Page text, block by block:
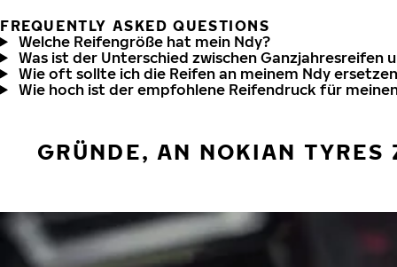
FREQUENTLY ASKED QUESTIONS
Welche Reifengröße hat mein Ndy?
Was ist der Unterschied zwischen Ganzjahresreifen
Wie oft sollte ich die Reifen an meinem Ndy
Wie hoch ist der empfohlene Reifendruck für
GRÜNDE, AN NOKIAN TYRES